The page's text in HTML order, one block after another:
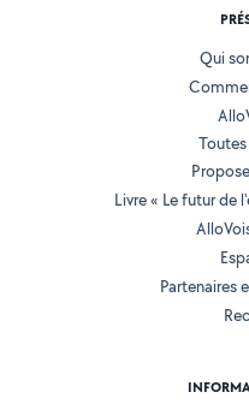
Qui
Livre « Le futur de
Partenaires